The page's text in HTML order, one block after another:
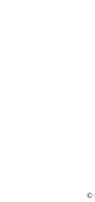
©